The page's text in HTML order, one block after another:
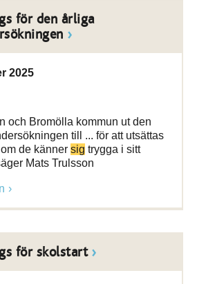
för den årliga
2025
och Bromölla kommun ut den
till ... för att utsättas
de känner sig trygga i sitt
Mats Trulsson
för skolstart